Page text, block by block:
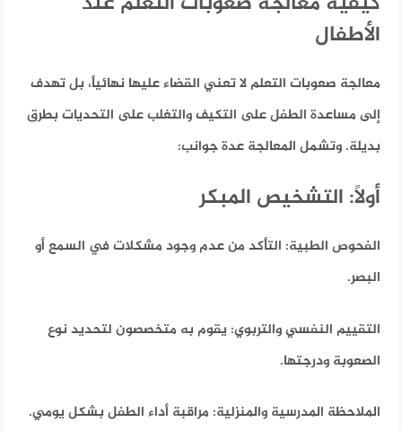
الأطفال
معالجة صعوبات التعلم لا تعني القضاء عليها نهائياً، بل تهدف
إلى مساعدة الطفل على التكيف والتغلب على التحديات بطرق
بديلة.وتشمل المعالجة عدة جوانب:
أولاً: التشخيص المبكر
الفحوص الطبية: التأكد من عدم وجود مشكلات في السمع أو
البصر.
التقييم النفسي والتربوي: يقوم به متخصصون لتحديد نوع
الصعوبة ودرجتها.
الملاحظة المدرسية والمنزلية: مراقبة أداء الطفل بشكل يومي.